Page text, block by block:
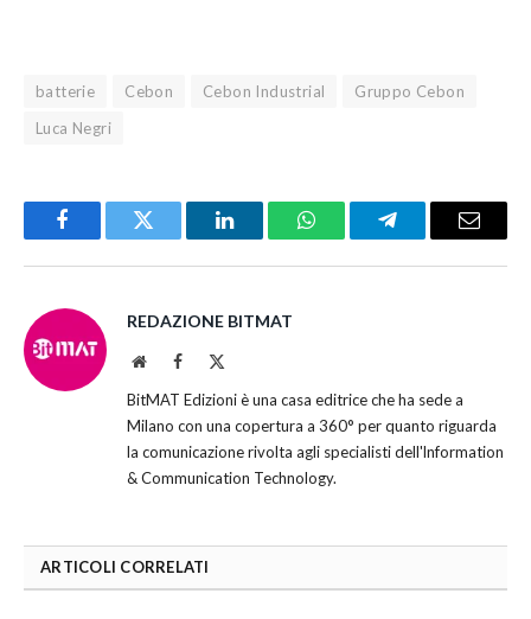
batterie Cebon Cebon Industrial
Gruppo Cebon
Luca Negri
FacebookTwitter LinkedInWhatsAppTelegramEmail
REDAZIONE BITMAT
WebsiteFacebook
BitMAT Edizioni è una casa editrice che ha sede a
Milano con una copertura a 360° per quanto riguarda
la comunicazione rivolta agli specialisti dell'lnformation
& Communication Technology.
ARTICOLI CORRELATI